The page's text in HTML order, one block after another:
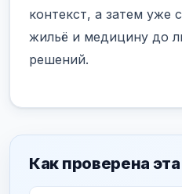
контекст, а затем уже
жильё и медицину до
решений.
Как проверена